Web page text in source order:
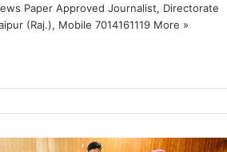
Paper Approved Journalist, Directorate
(Raj.), Mobile 7014161119 More »